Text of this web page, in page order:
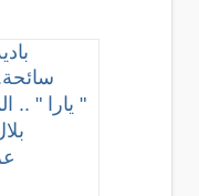
" يارا " ..